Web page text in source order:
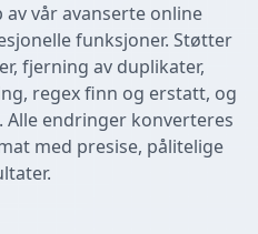
av vår avanserte online
funksjoner. Støtter
fjerning av duplikater,
regex finn og erstatt, og
endringer konverteres
med presise, pålitelige